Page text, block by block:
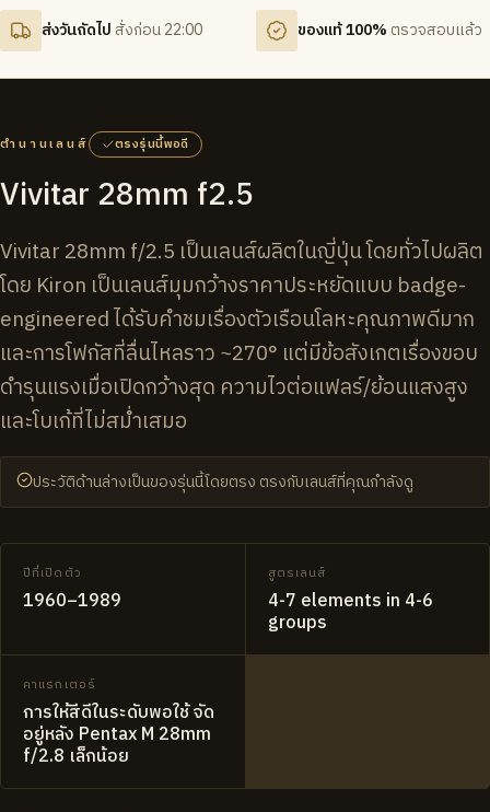
ส่งวันถัดไป สั่งก่อน 22:00 ของแท้ 100% ตรวจสอบแล้ว
ตำนานเลนส์ ตรงรุ่นนี้พอดี
Vivitar 28mm f2.5
Vivitar 28mm f/2.5 เป็นเลนส์ผลิตในญี่ปุ่น โดยทั่วไปผลิต
โดย Kiron เป็นเลนส์มุมกว้างราคาประหยัดแบบ badge-
engineered ได้รับคำชมเรื่องตัวเรือนโลหะคุณภาพดีมาก
และการโฟกัสที่ลื่นไหลราว ~270° แต่มีข้อสังเกตเรื่องขอบ
ดำรุนแรงเมื่อเปิดกว้างสุด ความไวต่อแฟลร์/ย้อนแสงสูง
และโบเก้ที่ไม่สม่ำเสมอ
ประวัติด้านล่างเป็นของรุ่นนี้โดยตรง ตรงกับเลนส์ที่คุณกำลังดู
ปีที่เปิดตัว
1960–1989
สูตรเลนส์
4-7 elements in 4-6
groups
คาแรกเตอร์
การให้สีดีในระดับพอใช้ จัด
อยู่หลัง Pentax M 28mm
f/2.8 เล็กน้อย